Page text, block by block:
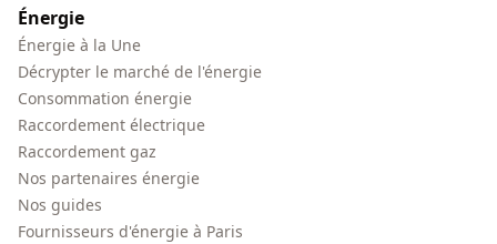
Énergie
Énergie à la Une
Décrypter le marché de l'énergie
Consommation énergie
Raccordement électrique
Raccordement gaz
Nos partenaires énergie
Nos guides
Fournisseurs d'énergie à Paris